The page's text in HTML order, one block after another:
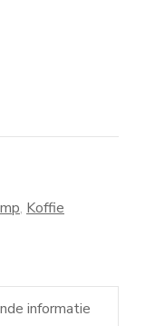
, Koffie
informatie